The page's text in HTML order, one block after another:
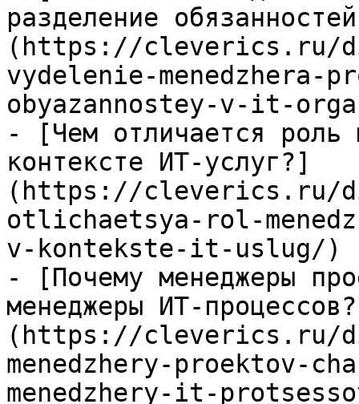
разделение
(https://cleverics.ru/
vydelenie-menedzhera-
obyazannostey-v-it-
- [Чем отличается роль
контексте ИТ-услуг?]
(https://cleverics.ru/
otlichaetsya-rol-
v-kontekste-it-uslug/)
- [Почему менеджеры
менеджеры ИТ-
(https://cleverics.ru/
menedzhery-proektov-
menedzhery-it-